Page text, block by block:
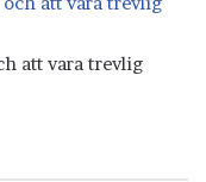
att vara trevlig